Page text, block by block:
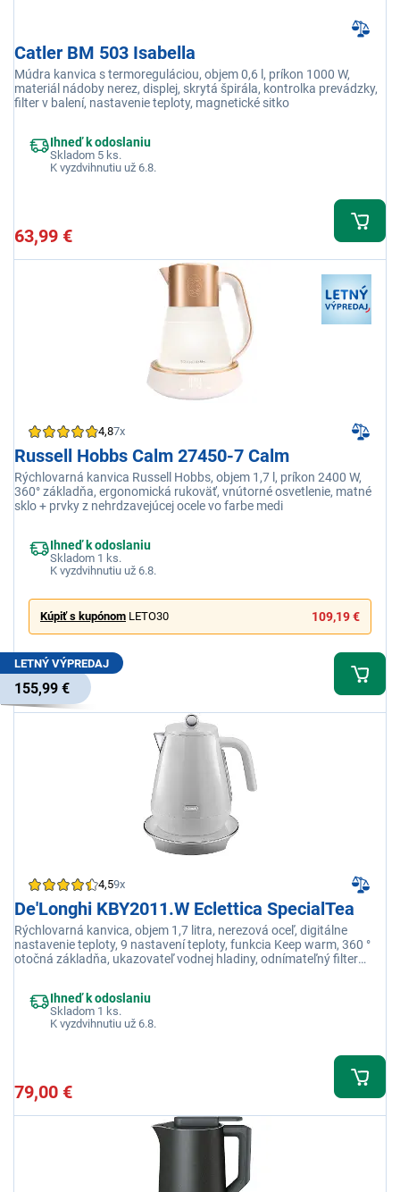
Catler BM 503 Isabella
Múdra kanvica s termoreguláciou, objem 0,6 l, príkon 1000 W,
materiál nádoby nerez, displej, skrytá špirála, kontrolka prevádzky,
filter v balení, nastavenie teploty, magnetické sitko
Ihneď k odoslaniu
Skladom 5 ks.
K vyzdvihnutiu už 6.8.
63,99 €
4,87x
Russell Hobbs Calm 27450-7 Calm
Rýchlovarná kanvica Russell Hobbs, objem 1,7 l, príkon 2400 W,
360° základňa, ergonomická rukoväť, vnútorné osvetlenie, matné
sklo + prvky z nehrdzavejúcej ocele vo farbe medi
Ihneď k odoslaniu
Skladom 1 ks.
K vyzdvihnutiu už 6.8.
Kúpiť s kupónom LETO30 109,19 €
LETNÝ VÝPREDAJ
155,99 €
4,59x
De'Longhi KBY2011.W Eclettica SpecialTea
Rýchlovarná kanvica, objem 1,7 litra, nerezová oceľ, digitálne
nastavenie teploty, 9 nastavení teploty, funkcia Keep warm, 360 °
otočná základňa, ukazovateľ vodnej hladiny, odnímateľný filter
Ihneď k odoslaniu
Skladom 1 ks.
K vyzdvihnutiu už 6.8.
79,00 €